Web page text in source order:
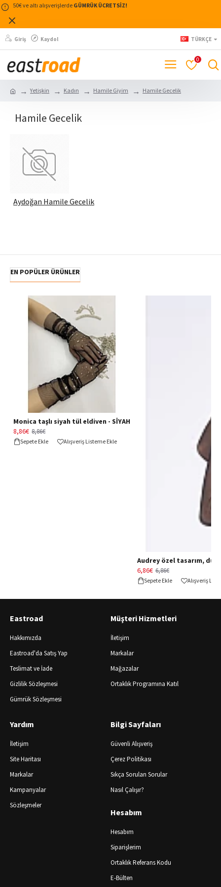
50€ ve altı alışverişlerde GÜMRÜK ÜCRETSİZ!
Giriş Kaydol TÜRKÇE
0
Yetişkin Kadın Hamile Giyim Hamile Gecelik
Hamile Gecelik
Aydoğan Hamile Gecelik
EN POPÜLER ÜRÜNLER
Monica taşlı siyah tül eldiven - SİYAH
8,86€ 8,86€
Sepete Ekle Alışveriş Listeme Ekle
Audrey özel tasarım,
6,86€ 6,86€
Sepete Ekle Alışveriş
Eastroad
Hakkımızda
Eastroad'da Satış Yap
Teslimat ve İade
Gizlilik Sözleşmesi
Gümrük Sözleşmesi
Müşteri Hizmetleri
İletişim
Markalar
Mağazalar
Ortaklık Programına Katıl
Yardım
İletişim
Site Haritası
Markalar
Kampanyalar
Sözleşmeler
Bilgi Sayfaları
Güvenli Alışveriş
Çerez Politikası
Sıkça Sorulan Sorular
Nasıl Çalışır?
Hesabım
Hesabım
Siparişlerim
Ortaklık Referans Kodu
E-Bülten